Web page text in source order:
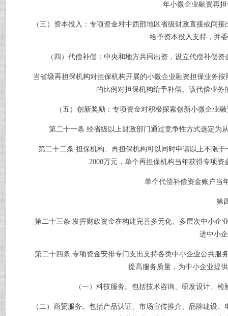
年小微企业融资再
（三）资本投入：专项资金对中西部地区省级财政直接或间接
给予资本投入支持，并
（四）代偿补偿：中央和地方共同出资，设立代偿补偿资
当省级再担保机构对担保机构开展的小微企业融资担保业务按
的比例对担保机构给予补偿。该代偿业
（五）创新奖励：专项资金对积极探索创新小微企业融
第二十一条 经省级以上财政部门通过竞争性方式选定为
第二十二条 担保机构、再担保机构可以同时申请以上不限
2000万元，单个再担保机构当年获得专项资
单个代偿补偿资金账户当年
第
第二十三条 发挥财政资金在构建完善多元化、多层次中小企
进中小
第二十四条 专项资金安排专门支出支持各类中小企业公共服
提高服务质量，为中小企业提
（一）科技服务。包括技术咨询、研发设计、检
（二）商贸服务。包括产品认证、市场宣传推介、品牌建设、